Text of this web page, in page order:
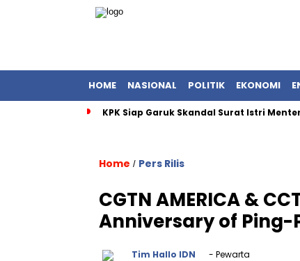
HOME NASIONAL POLITIK EKONOMI
KPK Siap Garuk Skandal Surat Istri
Home / Pers Rilis
CGTN AMERICA &
Anniversary of Ping-
Tim Hallo IDN
- Pewarta